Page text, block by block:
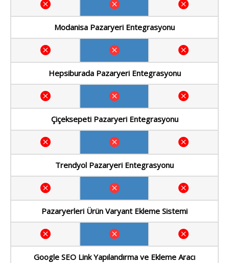
Modanisa Pazaryeri Entegrasyonu
Hepsiburada Pazaryeri Entegrasyonu
Çiçeksepeti Pazaryeri Entegrasyonu
Trendyol Pazaryeri Entegrasyonu
Pazaryerleri Ürün Varyant Ekleme Sistemi
Google SEO Link Yapılandırma ve Ekleme Aracı